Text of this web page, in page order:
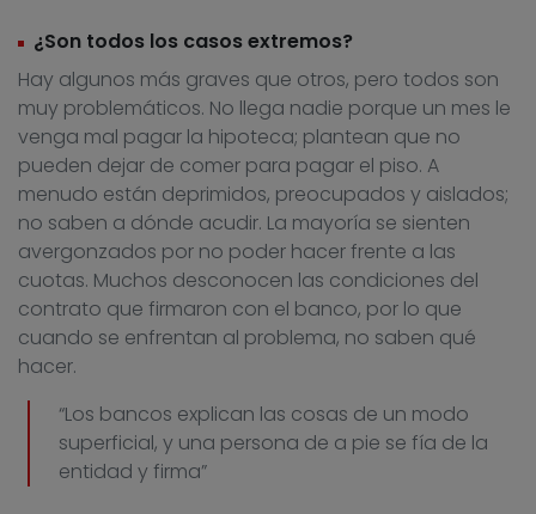
¿Son todos los casos extremos?
Hay algunos más graves que otros, pero todos son
muy problemáticos. No llega nadie porque un mes le
venga mal pagar la hipoteca; plantean que no
pueden dejar de comer para pagar el piso. A
menudo están deprimidos, preocupados y aislados;
no saben a dónde acudir. La mayoría se sienten
avergonzados por no poder hacer frente a las
cuotas. Muchos desconocen las condiciones del
contrato que firmaron con el banco, por lo que
cuando se enfrentan al problema, no saben qué
hacer.
“Los bancos explican las cosas de un modo
superficial, y una persona de a pie se fía de la
entidad y firma”